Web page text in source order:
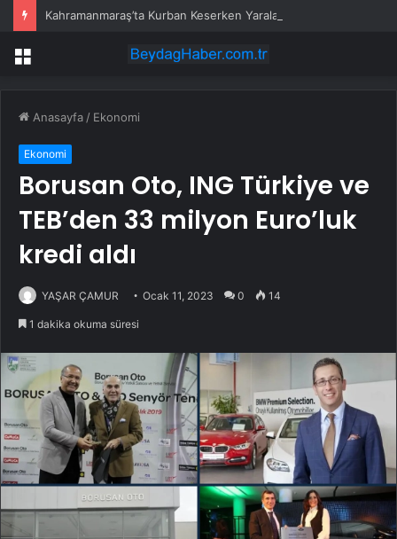
Kahramanmaraş’ta Kurban Keserken Yaralanma
Menü
Anasayfa / Ekonomi
Ekonomi
Borusan Oto, ING Türkiye ve
TEB’den 33 milyon Euro’luk
kredi aldı
YAŞAR ÇAMUR Ocak 11, 2023 0 14
1 dakika okuma süresi